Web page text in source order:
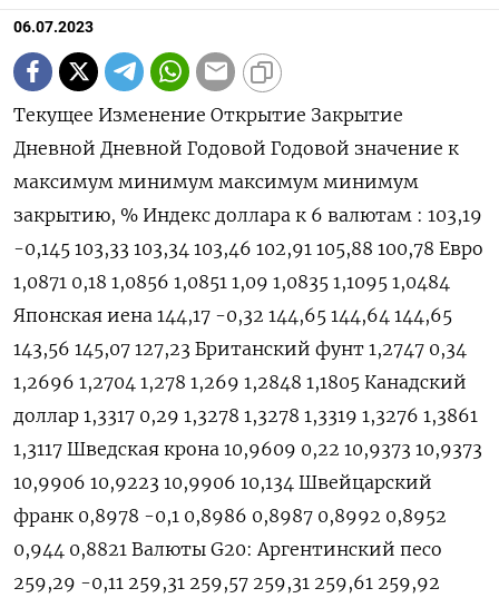
06.07.2023
Текущее Изменение Открытие Закрытие
Дневной Дневной Годовой Годовой значение к
максимум минимум максимум минимум
закрытию, % Индекс доллара к 6 валютам : 103,19
-0,145 103,33 103,34 103,46 102,91 105,88 100,78 Евро
1,0871 0,18 1,0856 1,0851 1,09 1,0835 1,1095 1,0484
Японская иена 144,17 -0,32 144,65 144,64 144,65
143,56 145,07 127,23 Британский фунт 1,2747 0,34
1,2696 1,2704 1,278 1,269 1,2848 1,1805 Канадский
доллар 1,3317 0,29 1,3278 1,3278 1,3319 1,3276 1,3861
1,3117 Шведская крона 10,9609 0,22 10,9373 10,9373
10,9906 10,9223 10,9906 10,134 Швейцарский
франк 0,8978 -0,1 0,8986 0,8987 0,8992 0,8952
0,944 0,8821 Валюты G20: Аргентинский песо
259,29 -0,11 259,31 259,57 259,31 259,61 259,92